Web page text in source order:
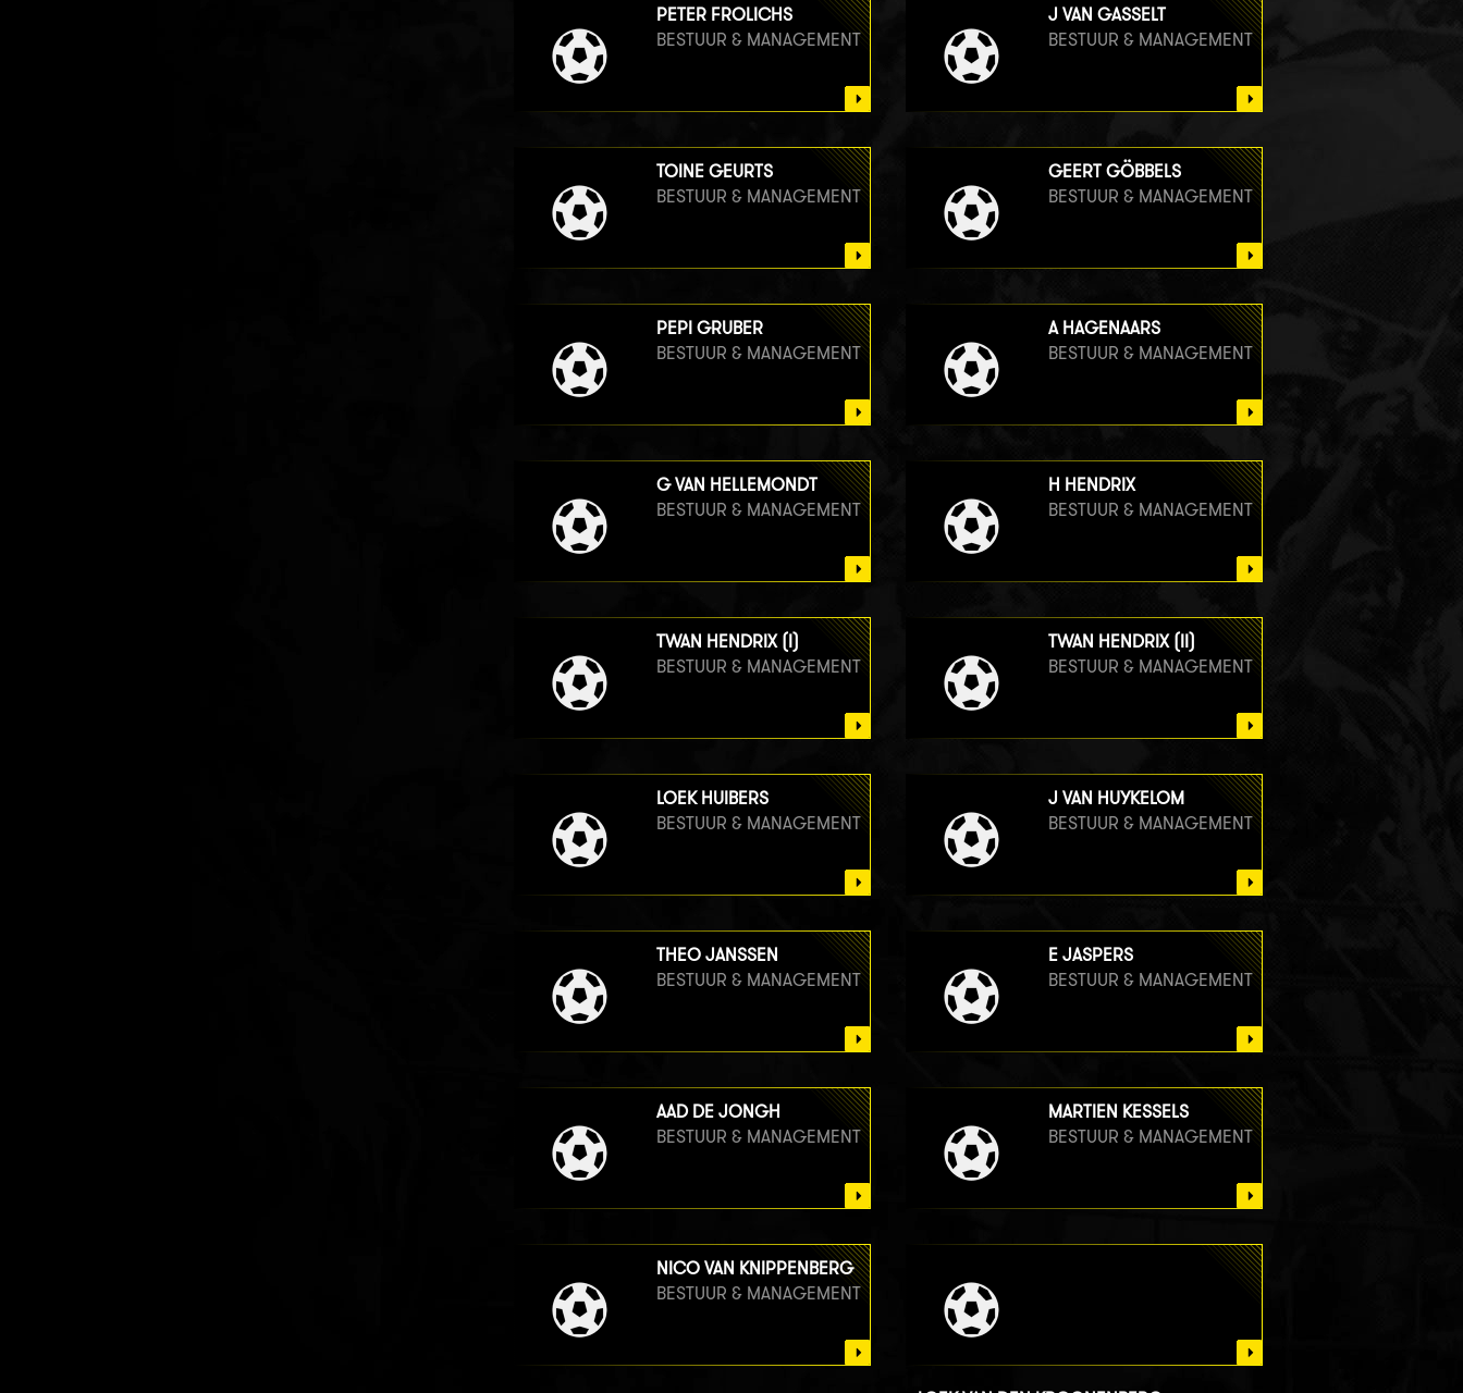
PETER FROLICHS
BESTUUR & MANAGEMENT
J VAN GASSELT
BESTUUR & MANAGEMENT
TOINE GEURTS
BESTUUR & MANAGEMENT
GEERT GÖBBELS
BESTUUR & MANAGEMENT
PEPI GRUBER
BESTUUR & MANAGEMENT
A HAGENAARS
BESTUUR & MANAGEMENT
G VAN HELLEMONDT
BESTUUR & MANAGEMENT
H HENDRIX
BESTUUR & MANAGEMENT
TWAN HENDRIX (I)
BESTUUR & MANAGEMENT
TWAN HENDRIX (II)
BESTUUR & MANAGEMENT
LOEK HUIBERS
BESTUUR & MANAGEMENT
J VAN HUYKELOM
BESTUUR & MANAGEMENT
THEO JANSSEN
BESTUUR & MANAGEMENT
E JASPERS
BESTUUR & MANAGEMENT
AAD DE JONGH
BESTUUR & MANAGEMENT
MARTIEN KESSELS
BESTUUR & MANAGEMENT
NICO VAN KNIPPENBERG
BESTUUR & MANAGEMENT